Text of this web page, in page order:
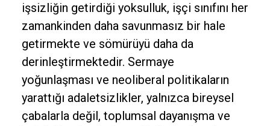
işsizliğin getirdiği yoksulluk, işçi sınıfını her
zamankinden daha savunmasız bir hale
getirmekte ve sömürüyü daha da
derinleştirmektedir. Sermaye
yoğunlaşması ve neoliberal politikaların
yarattığı adaletsizlikler, yalnızca bireysel
çabalarla değil, toplumsal dayanışma ve